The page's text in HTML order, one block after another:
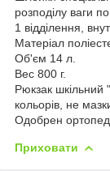
розподілу ваги по
1 відділення,
Матеріал
Об'єм 14 л.
Вес 800 г.
Рюкзак
кольорів, не
Одобрен
Приховати